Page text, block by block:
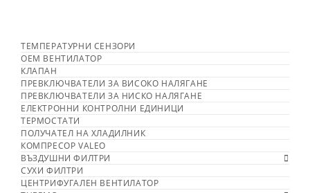
ТЕМПЕРАТУРНИ СЕНЗОРИ
OEM ВЕНТИЛАТОР
КЛАПАН
ПРЕВКЛЮЧВАТЕЛИ ЗА ВИСОКО НАЛЯГАНЕ
ПРЕВКЛЮЧВАТЕЛИ ЗА НИСКО НАЛЯГАНЕ
ЕЛЕКТРОННИ КОНТРОЛНИ ЕДИНИЦИ
ТЕРМОСТАТИ
ПОЛУЧАТЕЛ НА ХЛАДИЛНИК
КОМПРЕСОР VALEO
ВЪЗДУШНИ ФИЛТРИ
СУХИ ФИЛТРИ
ЦЕНТРИФУГАЛЕН ВЕНТИЛАТОР